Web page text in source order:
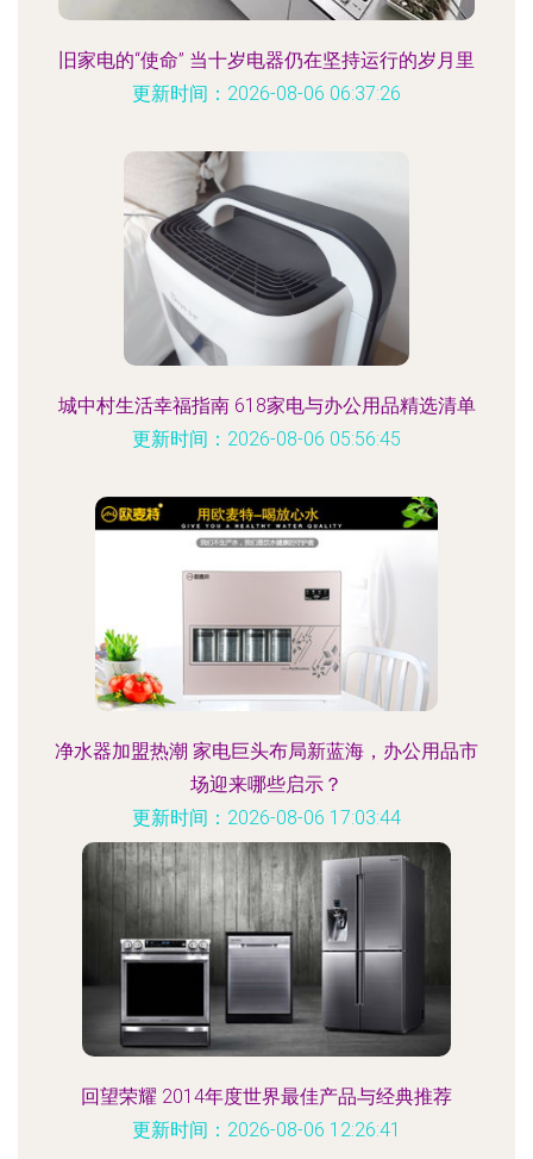
旧家电的“使命” 当十岁电器仍在坚持运行的岁月里
更新时间：2026-08-06 06:37:26
城中村生活幸福指南 618家电与办公用品精选清单
更新时间：2026-08-06 05:56:45
净水器加盟热潮 家电巨头布局新蓝海，办公用品市
场迎来哪些启示？
更新时间：2026-08-06 17:03:44
回望荣耀 2014年度世界最佳产品与经典推荐
更新时间：2026-08-06 12:26:41